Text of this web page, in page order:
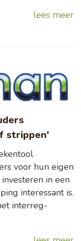
lees meer
strippen'
voor hun eigen
in een
interessant is.
interreg-